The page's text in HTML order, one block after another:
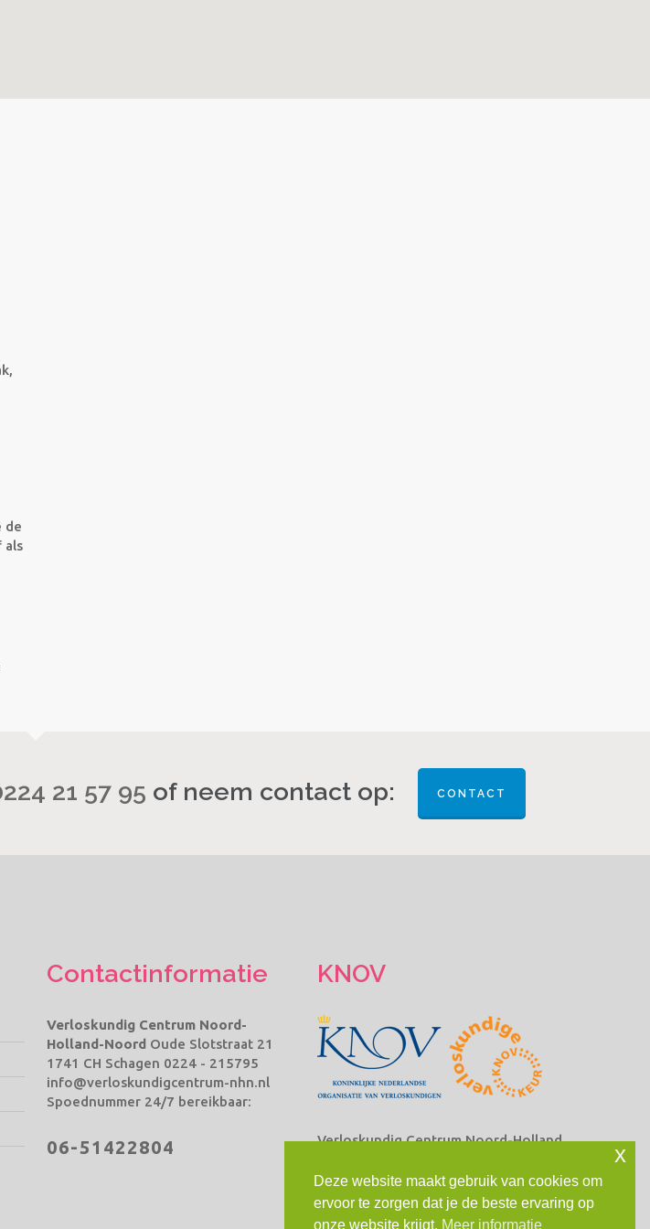
de
als
21 57 95 of neem contact op: CONTACT
Contactinformatie
Verloskundig Centrum Noord-
Holland-Noord Oude Slotstraat 21
1741 CH Schagen 0224 - 215795
info@verloskundigcentrum-nhn.nl
Spoednummer 24/7 bereikbaar:
06-51422804
KNOV
Verloskundig Centrum Noord-Holland
Nederlandse Organisatie van
Verloskundigen Beroepsorganisatie
van en voor verloskundigen (KNOV)
Deze website maakt gebruik van cookies om
ervoor te zorgen dat je de beste ervaring op
onze website krijgt. Meer informatie
x